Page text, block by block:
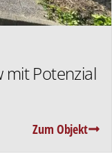
mit Potenzial
Zum Objekt